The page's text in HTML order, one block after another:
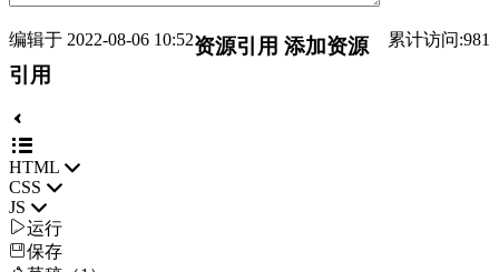
编辑于 2022-08-06 10:52 累计访问:981
资源引用 添加资源
引用
HTML
CSS
JS
运行
保存